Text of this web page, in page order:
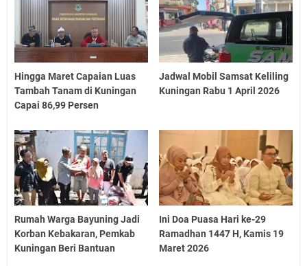
Hingga Maret Capaian Luas
Tambah Tanam di Kuningan
Capai 86,99 Persen
Jadwal Mobil Samsat Keliling
Kuningan Rabu 1 April 2026
Rumah Warga Bayuning Jadi
Korban Kebakaran, Pemkab
Kuningan Beri Bantuan
Ini Doa Puasa Hari ke-29
Ramadhan 1447 H, Kamis 19
Maret 2026